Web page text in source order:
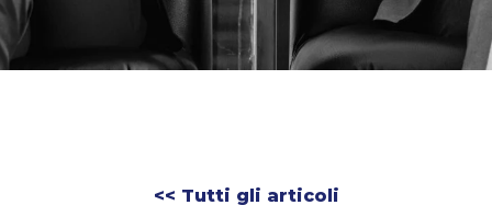
<< Tutti gli articoli